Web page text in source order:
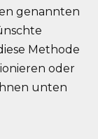
genannten
Methode
oder
unten